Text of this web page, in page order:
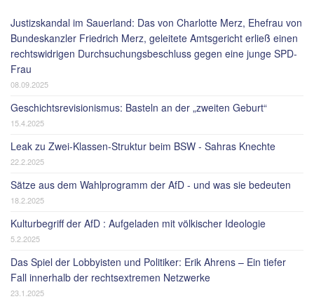
Justizskandal im Sauerland: Das von Charlotte Merz, Ehefrau von
Bundeskanzler Friedrich Merz, geleitete Amtsgericht erließ einen
rechtswidrigen Durchsuchungsbeschluss gegen eine junge SPD-
Frau
08.09.2025
Geschichtsrevisionismus: Basteln an der „zweiten Geburt“
15.4.2025
Leak zu Zwei-Klassen-Struktur beim BSW - Sahras Knechte
22.2.2025
Sätze aus dem Wahlprogramm der AfD - und was sie bedeuten
18.2.2025
Kulturbegriff der AfD : Aufgeladen mit völkischer Ideologie
5.2.2025
Das Spiel der Lobbyisten und Politiker: Erik Ahrens – Ein tiefer
Fall innerhalb der rechtsextremen Netzwerke
23.1.2025